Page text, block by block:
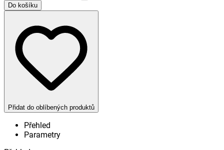
Do košíku
Přidat do oblíbených produktů
Přehled
Parametry